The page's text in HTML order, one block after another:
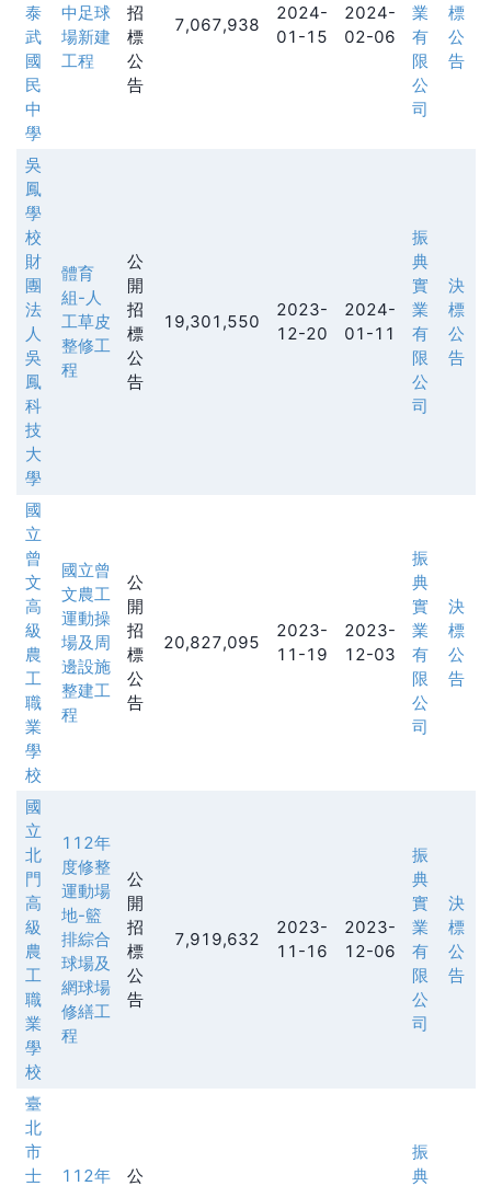
泰
武
國
民
中
學
中足球
場新建
工程
招
標
公
告
7,067,938
2024-
01-15
2024-
02-06
業
有
限
公
司
標
公
告
吳
鳳
學
校
財
團
法
人
吳
鳳
科
技
大
學
體育
組-人
工草皮
整修工
程
公
開
招
標
公
告
19,301,550
2023-
12-20
2024-
01-11
振
典
實
業
有
限
公
司
決
標
公
告
國
立
曾
文
高
級
農
工
職
業
學
校
國立曾
文農工
運動操
場及周
邊設施
整建工
程
公
開
招
標
公
告
20,827,095
2023-
11-19
2023-
12-03
振
典
實
業
有
限
公
司
決
標
公
告
國
立
北
門
高
級
農
工
職
業
學
校
112年
度修整
運動場
地-籃
排綜合
球場及
網球場
修繕工
程
公
開
招
標
公
告
7,919,632
2023-
11-16
2023-
12-06
振
典
實
業
有
限
公
司
決
標
公
告
臺
北
市
士
112年
公
振
典